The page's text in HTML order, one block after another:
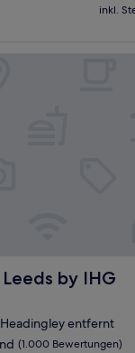
inkl.
by IHG
by IHG
entfernt
(1.000 Bewertungen)